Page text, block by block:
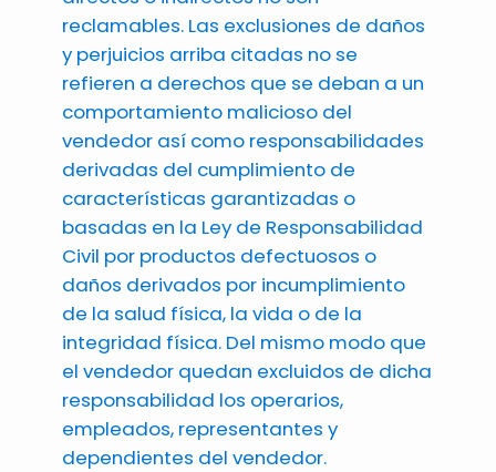
reclamables. Las exclusiones de daños
y perjuicios arriba citadas no se
refieren a derechos que se deban a un
comportamiento malicioso del
vendedor así como responsabilidades
derivadas del cumplimiento de
características garantizadas o
basadas en la Ley de Responsabilidad
Civil por productos defectuosos o
daños derivados por incumplimiento
de la salud física, la vida o de la
integridad física. Del mismo modo que
el vendedor quedan excluidos de dicha
responsabilidad los operarios,
empleados, representantes y
dependientes del vendedor.